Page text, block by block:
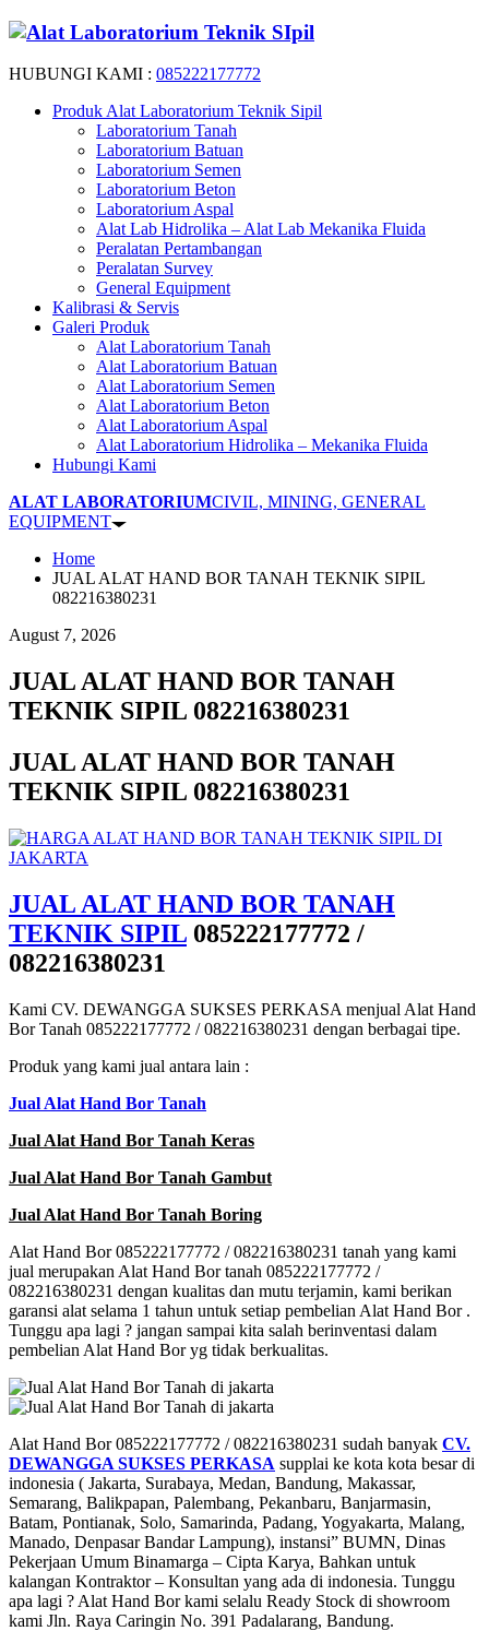
HUBUNGI KAMI : 085222177772
Produk Alat Laboratorium Teknik Sipil
Laboratorium Tanah
Laboratorium Batuan
Laboratorium Semen
Laboratorium Beton
Laboratorium Aspal
Alat Lab Hidrolika – Alat Lab Mekanika Fluida
Peralatan Pertambangan
Peralatan Survey
General Equipment
Kalibrasi & Servis
Galeri Produk
Alat Laboratorium Tanah
Alat Laboratorium Batuan
Alat Laboratorium Semen
Alat Laboratorium Beton
Alat Laboratorium Aspal
Alat Laboratorium Hidrolika – Mekanika Fluida
Hubungi Kami
ALAT LABORATORIUMCIVIL, MINING, GENERAL
EQUIPMENT
Home
JUAL ALAT HAND BOR TANAH TEKNIK SIPIL
082216380231
August 7, 2026
JUAL ALAT HAND BOR TANAH
TEKNIK SIPIL 082216380231
JUAL ALAT HAND BOR TANAH
TEKNIK SIPIL 082216380231
JUAL ALAT HAND BOR TANAH
TEKNIK SIPIL 085222177772 /
082216380231
Kami CV. DEWANGGA SUKSES PERKASA menjual Alat Hand
Bor Tanah 085222177772 / 082216380231 dengan berbagai tipe.
Produk yang kami jual antara lain :
Jual Alat Hand Bor Tanah
Jual Alat Hand Bor Tanah Keras
Jual Alat Hand Bor Tanah Gambut
Jual Alat Hand Bor Tanah Boring
Alat Hand Bor 085222177772 / 082216380231 tanah yang kami
jual merupakan Alat Hand Bor tanah 085222177772 /
082216380231 dengan kualitas dan mutu terjamin, kami berikan
garansi alat selama 1 tahun untuk setiap pembelian Alat Hand Bor .
Tunggu apa lagi ? jangan sampai kita salah berinventasi dalam
pembelian Alat Hand Bor yg tidak berkualitas.
Alat Hand Bor 085222177772 / 082216380231 sudah banyak CV.
DEWANGGA SUKSES PERKASA supplai ke kota kota besar di
indonesia ( Jakarta, Surabaya, Medan, Bandung, Makassar,
Semarang, Balikpapan, Palembang, Pekanbaru, Banjarmasin,
Batam, Pontianak, Solo, Samarinda, Padang, Yogyakarta, Malang,
Manado, Denpasar Bandar Lampung), instansi” BUMN, Dinas
Pekerjaan Umum Binamarga – Cipta Karya, Bahkan untuk
kalangan Kontraktor – Konsultan yang ada di indonesia. Tunggu
apa lagi ? Alat Hand Bor kami selalu Ready Stock di showroom
kami Jln. Raya Caringin No. 391 Padalarang, Bandung.